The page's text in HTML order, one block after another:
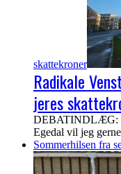
skattekroner
Radikale
jeres
DEBATINDLÆG:
Egedal vil jeg
Sommerhilsen fra